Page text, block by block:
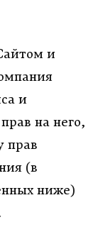
и
и
на него,
прав
(в
ниже)